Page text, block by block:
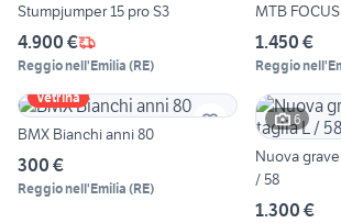
Stumpjumper 15 pro S3
4.900 €
Reggio nell'Emilia (RE)
MTB
1.450 €
Reggio
Vetrina
BMX Bianchi anni 80
300 €
Reggio nell'Emilia (RE)
6
Nuova
/ 58
1.300 €